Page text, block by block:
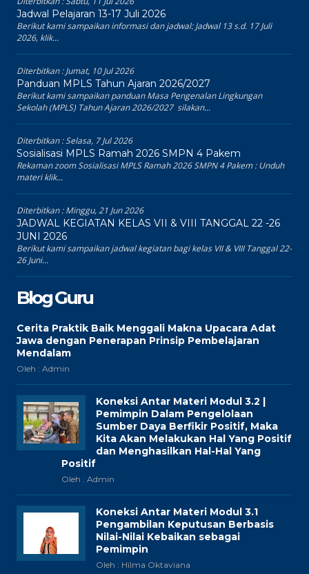
Jadwal Pelajaran 13-17 Juli 2026
Berikut kami sampaikan informasi dan jadwal: Jadwal 13 s.d. 17 Juli
2026, klik...
Diterbitkan :Jumat, 10 Jul 2026
Panduan MPLS Tahun Ajaran 2026/2027
Berikut kami sampaikan panduan Masa Pengenalan Lingkungan
Sekolah (MPLS) Tahun Ajaran 2026/2027 silakan...
Diterbitkan :Selasa, 7 Jul 2026
Sosialisasi MPLS Ramah 2026 SMPN 4 Pakem
Rekaman zoom Sosialisasi MPLS Ramah 2026 SMPN 4 Pakem : Unduh
materi klik...
Diterbitkan :Minggu, 21 Jun 2026
JADWAL KEGIATAN KELAS VII & VIII TANGGAL 22 -26
JUNI 2026
Berikut kami sampaikan jadwal kegiatan bagi kelas VII & VIII Tanggal 22-
26 Juni...
Blog Guru
Cerita Praktik Baik Menggali Makna Upacara Adat
Jawa dengan Penerapan Prinsip Pembelajaran
Mendalam
Oleh : Admin
Koneksi Antar Materi Modul 3.2 |
Pemimpin Dalam Pengelolaan
Sumber Daya Berfikir Positif, Maka
Kita Akan Melakukan Hal Yang Positif
dan Menghasilkan Hal-Hal Yang
Positif
Oleh : Admin
Koneksi Antar Materi Modul 3.1
Pengambilan Keputusan Berbasis
Nilai-Nilai Kebaikan sebagai
Pemimpin
Oleh : Hilma Oktaviana